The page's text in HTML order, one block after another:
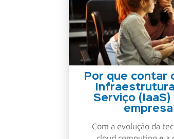
Por que contar
Serviço (IaaS)
Com a evolução da